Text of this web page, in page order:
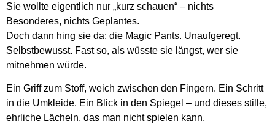
Sie wollte eigentlich nur „kurz schauen“ – nichts
Besonderes, nichts Geplantes.
Doch dann hing sie da: die Magic Pants. Unaufgeregt.
Selbstbewusst. Fast so, als wüsste sie längst, wer sie
mitnehmen würde.
Ein Griff zum Stoff, weich zwischen den Fingern. Ein Schritt
in die Umkleide. Ein Blick in den Spiegel – und dieses stille,
ehrliche Lächeln, das man nicht spielen kann.